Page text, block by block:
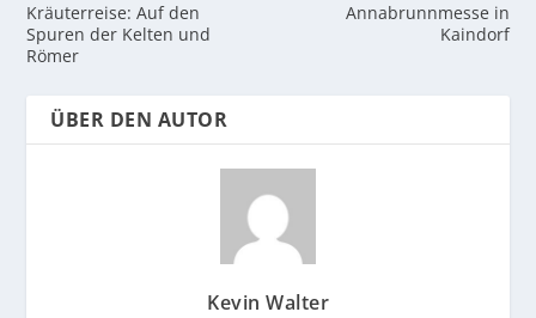
Kräuterreise: Auf den
Spuren der Kelten und
Römer
Annabrunnmesse in
Kaindorf
ÜBER DEN AUTOR
Kevin Walter